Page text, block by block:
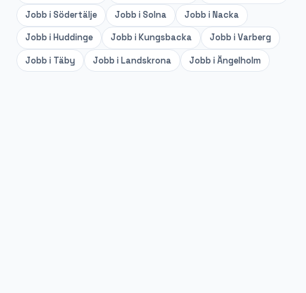
Jobb iSödertälje Jobb iSolna Jobb iNacka
Jobb iHuddinge Jobb iKungsbacka Jobb iVarberg
Jobb i Täby Jobb iLandskrona Jobb iÄngelholm